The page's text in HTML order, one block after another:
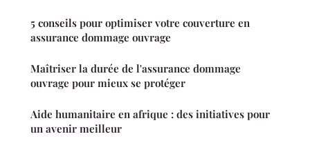
5 conseils pour optimiser votre couverture en
assurance dommage ouvrage
Maîtriser la durée de l'assurance dommage
ouvrage pour mieux se protéger
Aide humanitaire en afrique : des initiatives pour
un avenir meilleur